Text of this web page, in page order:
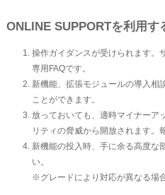
ONLINE SUPPORTを利用す
操作ガイダンスが受けられます。
専用FAQです。
新機能、拡張モジュールの導入相
ことができます。
放っておいても、適時マイナーア
リティの脅威から開放されます。
新機能の投入時、手に余る高度な
い。
※グレードにより対応が異なる場